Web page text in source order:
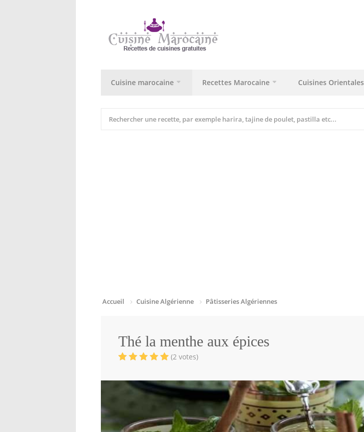
Cuisine marocaine Recettes Marocaine Cuisines Orientales
Accueil Cuisine Algérienne Pâtisseries Algériennes
Thé la menthe aux épices
(2 votes)